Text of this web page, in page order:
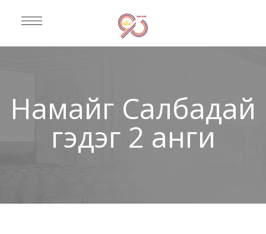
Намайг Салбадай
гэдэг 2 анги